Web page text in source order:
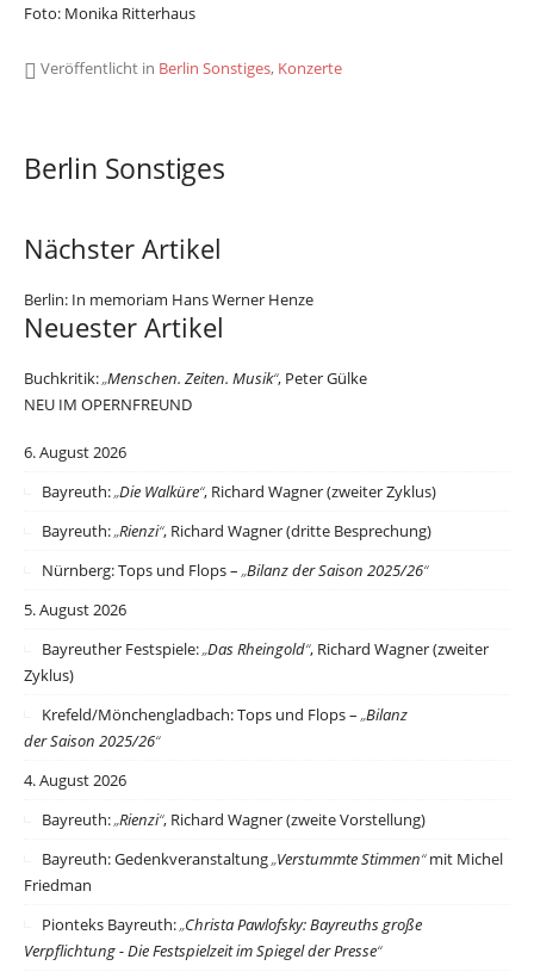
Foto: Monika Ritterhaus
Veröffentlicht in Berlin Sonstiges, Konzerte
Berlin Sonstiges
Nächster Artikel
Berlin: In memoriam Hans Werner Henze
Neuester Artikel
Buchkritik:„Menschen. Zeiten. Musik“, Peter Gülke
NEU IM OPERNFREUND
6. August 2026
Bayreuth:„Die Walküre“, Richard Wagner (zweiter Zyklus)
Bayreuth:„Rienzi“, Richard Wagner (dritte Besprechung)
Nürnberg: Tops und Flops – „Bilanz der Saison 2025/26“
5. August 2026
Bayreuther Festspiele:„Das Rheingold“, Richard Wagner (zweiter
Zyklus)
Krefeld/Mönchengladbach: Tops und Flops – „Bilanz
der Saison 2025/26“
4. August 2026
Bayreuth:„Rienzi“, Richard Wagner (zweite Vorstellung)
Bayreuth: Gedenkveranstaltung„Verstummte Stimmen“mit Michel
Friedman
Pionteks Bayreuth:„Christa Pawlofsky: Bayreuths große
Verpflichtung - Die Festspielzeit im Spiegel der Presse“